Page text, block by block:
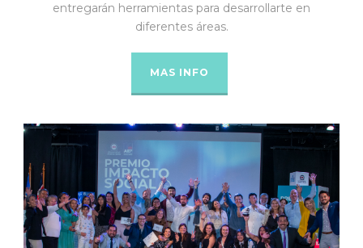
entregarán herramientas para desarrollarte en
diferentes áreas.
MAS INFO